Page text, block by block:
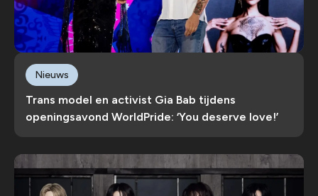
Trans model en activist Gia Bab tijdens
openingsavond WorldPride: ‘You deserve love!’
Nieuws